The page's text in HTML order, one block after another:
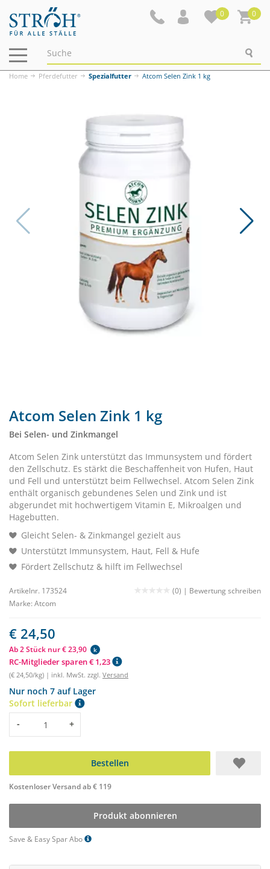
0 0
Navigation
ein-/ausblenden
Home Pferdefutter Spezialfutter Atcom Selen Zink 1 kg
Atcom Selen Zink 1 kg
Bei Selen- und Zinkmangel
Atcom Selen Zink unterstützt das Immunsystem und fördert
den Zellschutz. Es stärkt die Beschaffenheit von Hufen, Haut
und Fell und unterstützt beim Fellwechsel. Atcom Selen Zink
enthält organisch gebundenes Selen und Zink und ist
abgerundet mit hochwertigem Vitamin E, Mikroalgen und
Hagebutten.
Gleicht Selen- & Zinkmangel gezielt aus
Unterstützt Immunsystem, Haut, Fell & Hufe
Fördert Zellschutz & hilft im Fellwechsel
Artikelnr. 173524 (0) | Bewertung schreiben
Marke: Atcom
€ 24,50
Ab 2 Stück nur € 23,90 k
RC-Mitglieder sparen € 1,23
(€ 24,50/kg) | inkl. MwSt. zzgl. Versand
Nur noch 7 auf Lager
Sofort lieferbar
Menge
- +
Bestellen
Kostenloser Versand ab € 119
Produkt abonnieren
Save & Easy Spar Abo